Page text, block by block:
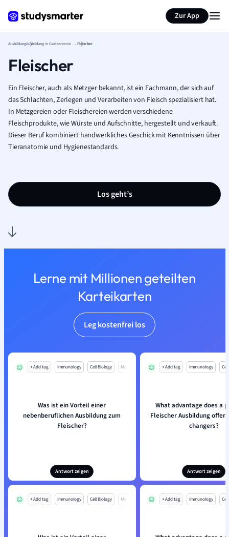
Zur App
Ausbildung Ausbildung in Gastronomie und Tourismus Fleischer
Fleischer
Ein Fleischer, auch als Metzger bekannt, ist ein Fachmann, der sich auf
das Schlachten, Zerlegen und Verarbeiten von Fleisch spezialisiert hat.
In Metzgereien oder Fleischereien werden verschiedene
Fleischprodukte, wie Würste und Aufschnitte, hergestellt und verkauft.
Dieser Beruf kombiniert handwerkliches Geschick mit Kenntnissen über
Tieranatomie und Hygienestandards.
Los geht’s
Lerne mit Millionen geteilten
Karteikarten
Leg kostenfrei los
+ Add tag Immunology Cell Biology Mo
Was ist ein Vorteil einer
nebenberuflichen Ausbildung zum
Fleischer?
Antwort zeigen
+ Add tag Immunology
What advantage does a
Fleischer Ausbildung offer
changers?
Antwort zeigen
+ Add tag Immunology Cell Biology Mo + Add tag Immunology